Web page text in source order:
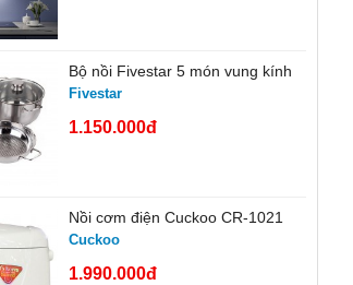
Bộ nồi Fivestar 5 món vung kính
Fivestar
1.150.000đ
Nồi cơm điện Cuckoo CR-1021
Cuckoo
1.990.000đ